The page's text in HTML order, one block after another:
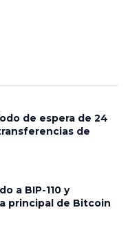
de espera de 24
de
a BIP-110 y
principal de Bitcoin